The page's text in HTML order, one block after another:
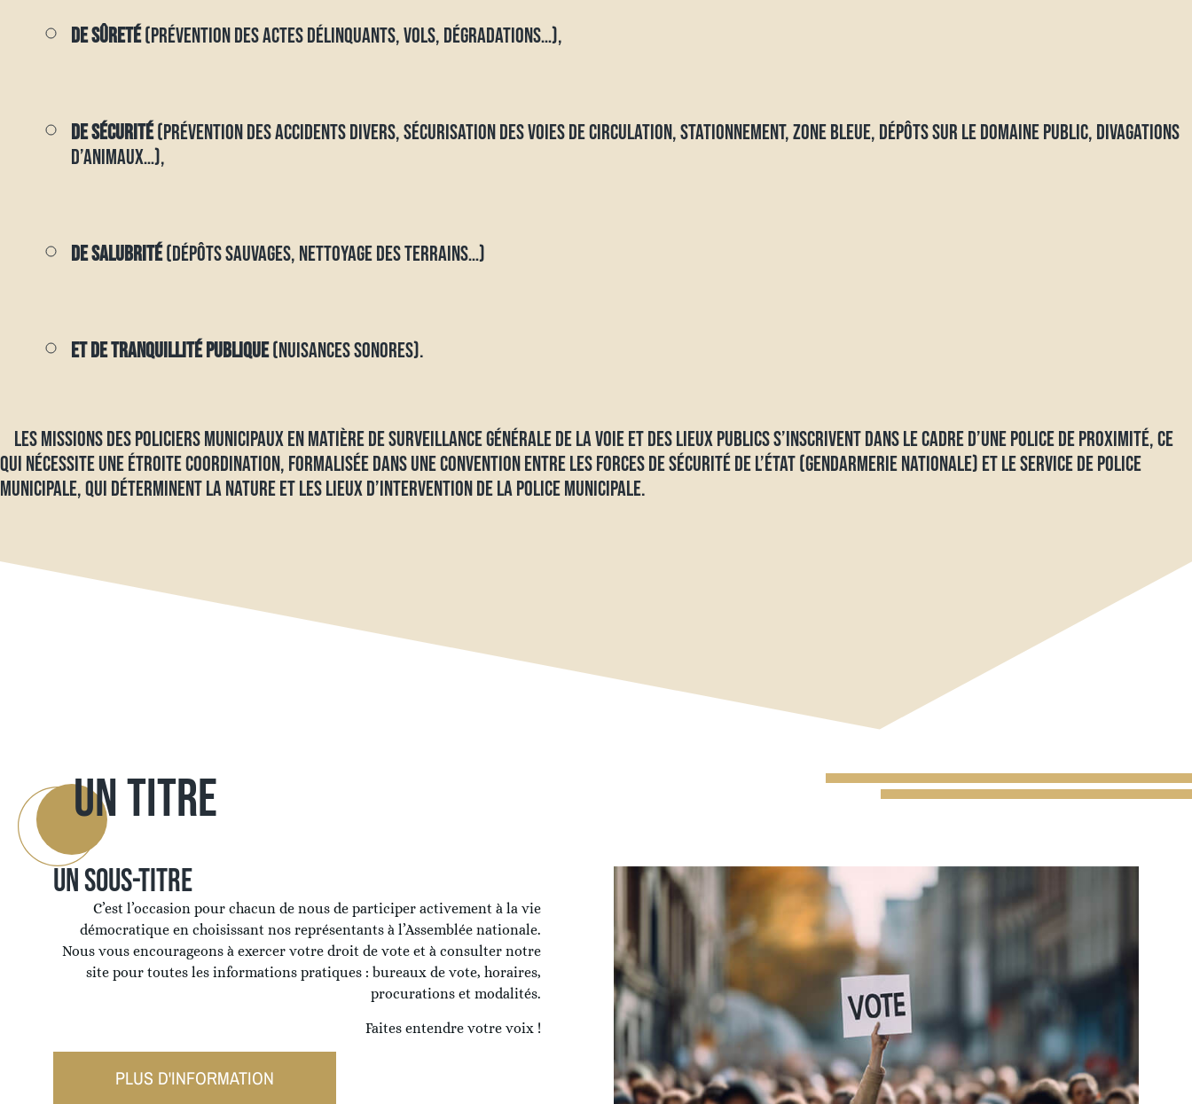
DE SÛRETÉ(PRÉVENTION DES ACTES DÉLINQUANTS, VOLS, DÉGRADATIONS…),
DE SÉCURITÉ(PRÉVENTION DES ACCIDENTS DIVERS, SÉCURISATION DES VOIES DE CIRCULATION, STATIONNEMENT, ZONE BLEUE, DÉPÔTS SUR LE DOMAINE PUBLIC, DIVAGATIONS
D’ANIMAUX…),
DE SALUBRITÉ(DÉPÔTS SAUVAGES, NETTOYAGE DES TERRAINS…)
ET DE TRANQUILLITÉ PUBLIQUE(NUISANCES SONORES).
LES MISSIONS DES POLICIERS MUNICIPAUX EN MATIÈRE DE SURVEILLANCE GÉNÉRALE DE LA VOIE ET DES LIEUX PUBLICS S’INSCRIVENT DANS LE CADRE D’UNE POLICE DE PROXIMITÉ, CE
QUI NÉCESSITE UNE ÉTROITE COORDINATION, FORMALISÉE DANS UNE CONVENTION ENTRE LES FORCES DE SÉCURITÉ DE L’ÉTAT (GENDARMERIE NATIONALE) ET LE SERVICE DE POLICE
MUNICIPALE, QUI DÉTERMINENT LA NATURE ET LES LIEUX D’INTERVENTION DE LA POLICE MUNICIPALE.
UN TITRE
UN SOUS-TITRE
C’est l’occasion pour chacun de nous de participer activement à la vie
démocratique en choisissant nos représentants à l’Assemblée nationale.
Nous vous encourageons à exercer votre droit de vote et à consulter notre
site pour toutes les informations pratiques : bureaux de vote, horaires,
procurations et modalités.
Faites entendre votre voix !
PLUS D'INFORMATION